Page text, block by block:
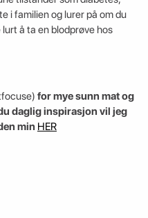
i familien og lurer på om du
å ta en blodprøve hos
for mye sunn mat og
daglig inspirasjon vil jeg
min HER